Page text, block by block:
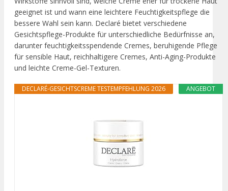
geeignet ist und wann eine leichtere Feuchtigkeitspflege die
bessere Wahl sein kann. Declaré bietet verschiedene
Gesichtspflege-Produkte für unterschiedliche Bedürfnisse an,
darunter feuchtigkeitsspendende Cremes, beruhigende Pflege
für sensible Haut, reichhaltigere Cremes, Anti-Aging-Produkte
und leichte Creme-Gel-Texturen.
ANGEBOT
DECLARÉ-GESICHTSCREME TESTEMPFEHLUNG 2026